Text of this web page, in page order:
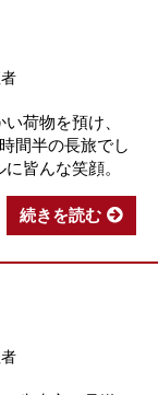
荷物を預け、
間半の長旅でし
皆んな笑顔。
続きを読む